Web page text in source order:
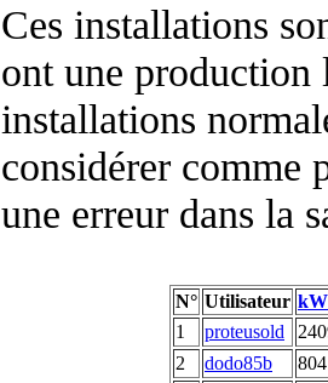
Ces installations
ont une production
installations
considérer comme
une erreur dans la
N° Utilisateur
1
proteusold
2
dodo85b
804